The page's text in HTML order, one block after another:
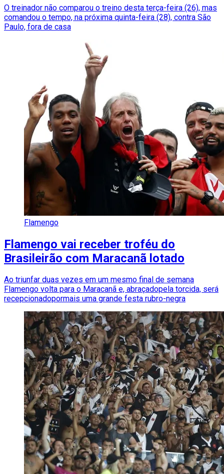
O treinador não comparou o treino desta terça-feira (26), mas
comandou o tempo, na próxima quinta-feira (28), contra São
Paulo, fora de casa
Flamengo
Flamengo vai receber troféu do
Brasileirão com Maracanã lotado
Ao triunfar duas vezes em um mesmo final de semana
Flamengo volta para o Maracanã e, abraçadopela torcida, será
recepcionadopormais uma grande festa rubro-negra